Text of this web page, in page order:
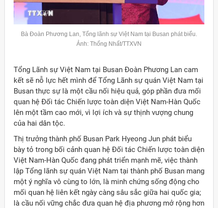
Bà Đoàn Phương Lan, Tổng lãnh sự Việt Nam tại Busan phát biểu.
Ảnh: Thống Nhất/TTXVN
Tổng Lãnh sự Việt Nam tại Busan Đoàn Phương Lan cam
kết sẽ nỗ lực hết mình để Tổng Lãnh sự quán Việt Nam tại
Busan thực sự là một cầu nối hiệu quả, góp phần đưa mối
quan hệ Đối tác Chiến lược toàn diện Việt Nam-Hàn Quốc
lên một tầm cao mới, vì lợi ích và sự thịnh vượng chung
của hai dân tộc.
Thị trưởng thành phố Busan Park Hyeong Jun phát biểu
bày tỏ trong bối cảnh quan hệ Đối tác Chiến lược toàn diện
Việt Nam-Hàn Quốc đang phát triển mạnh mẽ, việc thành
lập Tổng lãnh sự quán Việt Nam tại thành phố Busan mang
một ý nghĩa vô cùng to lớn, là minh chứng sống động cho
mối quan hệ liên kết ngày càng sâu sắc giữa hai quốc gia;
là cầu nối vững chắc đưa quan hệ địa phương mở rộng hơn